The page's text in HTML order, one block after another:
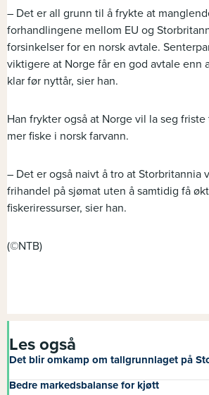
– Det er all grunn til å frykte at
forhandlingene mellom EU og
forsinkelser for en norsk avtale.
viktigere at Norge får en god avtale enn
klar før nyttår, sier han.
Han frykter også at Norge vil la seg
mer fiske i norsk farvann.
– Det er også naivt å tro at Storbritannia
frihandel på sjømat uten å samtidig få
fiskeriressurser, sier han.
(©NTB)
Les også
Det blir omkamp om tallgrunnlaget på
Bedre markedsbalanse for kjøtt